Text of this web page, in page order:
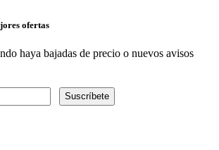
ofertas
haya bajadas de precio o nuevos avisos
Suscríbete